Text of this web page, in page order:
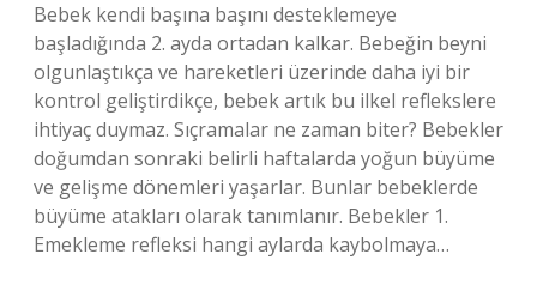
‌Bebek kendi başına başını desteklemeye
başladığında 2. ayda ortadan kalkar. Bebeğin beyni
olgunlaştıkça ve hareketleri üzerinde daha iyi bir
kontrol geliştirdikçe, bebek artık bu ilkel reflekslere
ihtiyaç duymaz. Sıçramalar ne zaman biter? Bebekler
doğumdan sonraki belirli haftalarda yoğun büyüme
ve gelişme dönemleri yaşarlar. Bunlar bebeklerde
büyüme atakları olarak tanımlanır. Bebekler 1.
Emekleme refleksi hangi aylarda kaybolmaya…